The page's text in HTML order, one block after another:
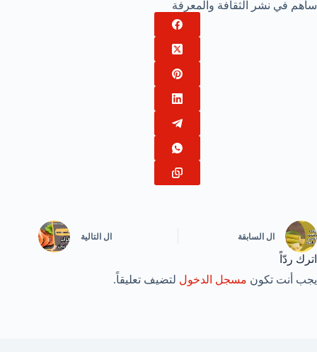
ساهم في نشر الثقافة والمعرفة
ال السابقة ال التالية
اترك ردّاً
يجب أنت تكون مسجل الدخول لتضيف تعليقاً.